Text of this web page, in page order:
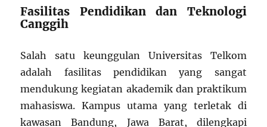
Fasilitas Pendidikan dan Teknologi
Canggih
Salah satu keunggulan Universitas Telkom
adalah fasilitas pendidikan yang sangat
mendukung kegiatan akademik dan praktikum
mahasiswa. Kampus utama yang terletak di
kawasan Bandung, Jawa Barat, dilengkapi